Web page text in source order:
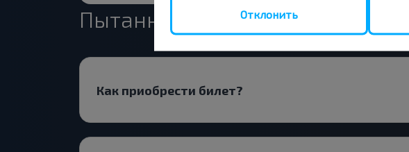
Пытанне - Адказ
Как приобрести билет?
Отклонить